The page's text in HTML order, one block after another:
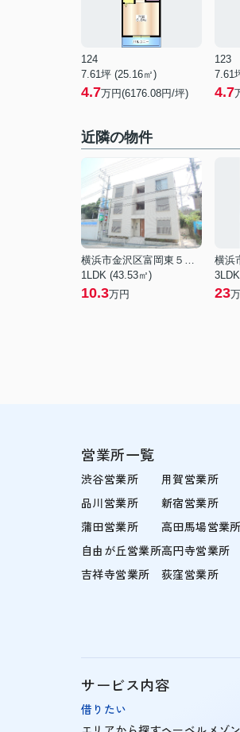
124
7.61坪 (25.16㎡)
4.7万円(6176.08円/坪)
123
7.61
4.7
近隣の物件
横浜市金沢区富岡東５丁目
1LDK (43.53㎡)
10.3万円 23
営業所一覧
渋谷営業所
品川営業所
蒲田営業所
自由が丘営業所
吉祥寺営業所
用賀営業所
新宿営業所
高田馬場営業所
高円寺営業所
荻窪営業所
サービス内容
借りたい